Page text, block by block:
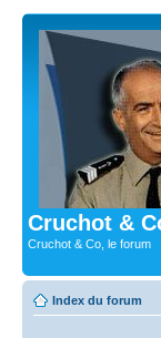
Cruchot &
Cruchot & Co, le forum
Index du forum